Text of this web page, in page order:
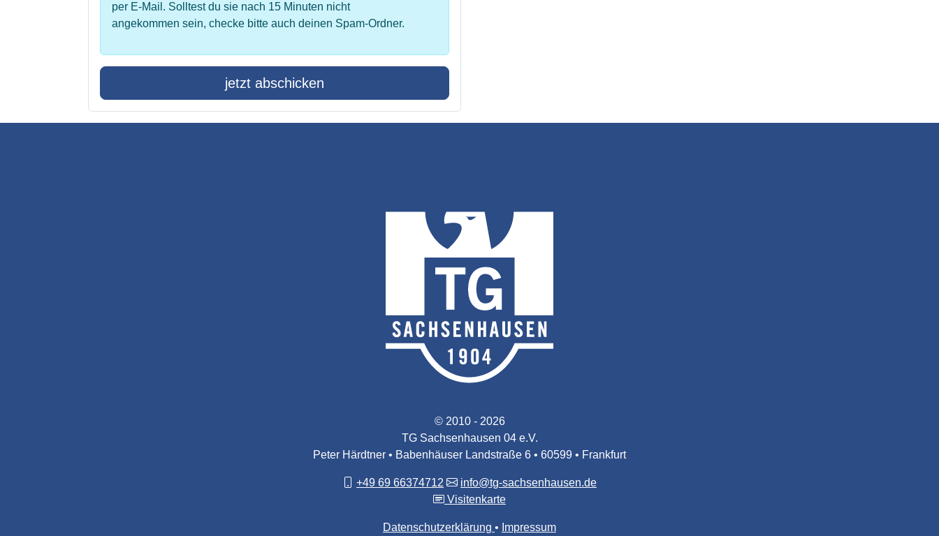
per E-Mail. Solltest du sie nach 15 Minuten nicht
angekommen sein, checke bitte auch deinen Spam-Ordner.
jetzt abschicken
© 2010 - 2026
TG Sachsenhausen 04 e.V.
Peter Härdtner • Babenhäuser Landstraße 6 • 60599 • Frankfurt
+49 69 66374712
info@tg-sachsenhausen.de
Visitenkarte
Datenschutzerklärung Impressum